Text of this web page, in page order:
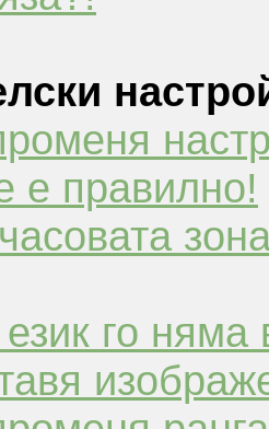
е правилно!
го няма